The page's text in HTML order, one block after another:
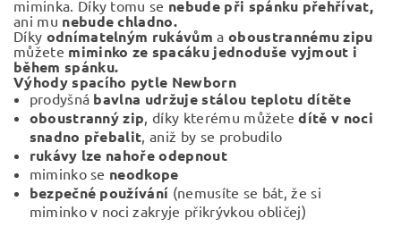
miminka. Díky tomu se nebude při spánku přehřívat,
ani mu nebude chladno.
Díky odnímatelným rukávům a oboustrannému zipu
můžete miminko ze spacáku jednoduše vyjmout i
během spánku.
Výhody spacího pytle Newborn
prodyšná bavlna udržuje stálou teplotu dítěte
oboustranný zip, díky kterému můžetedítě v noci
snadno přebalit, aniž by se probudilo
rukávy lze nahoře odepnout
miminko se neodkope
bezpečné používání (nemusíte se bát, že si
miminko v noci zakryje přikrývkou obličej)